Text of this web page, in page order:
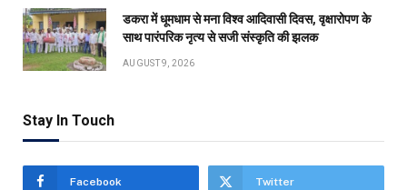
डकरा में धूमधाम से मना विश्व आदिवासी दिवस, वृक्षारोपण के
साथ पारंपरिक नृत्य से सजी संस्कृति की झलक
AUGUST 9, 2026
Stay In Touch
Facebook Twitter